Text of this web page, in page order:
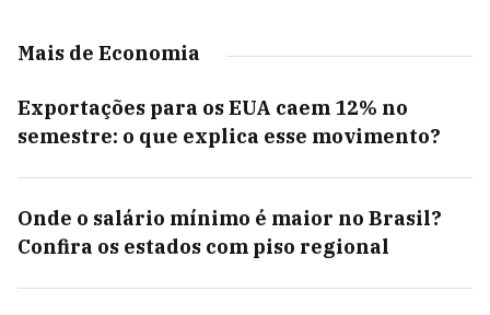
Mais de Economia
Exportações para os EUA caem 12% no
semestre: o que explica esse movimento?
Onde o salário mínimo é maior no Brasil?
Confira os estados com piso regional